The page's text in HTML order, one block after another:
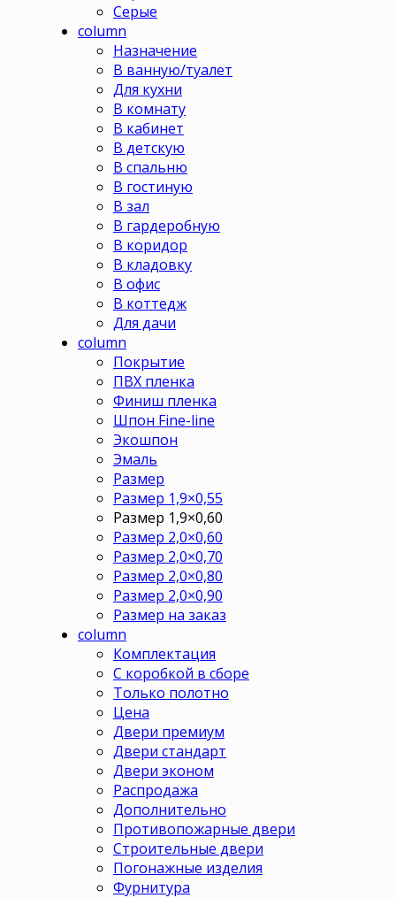
Серые
column
Назначение
В ванную/туалет
Для кухни
В комнату
В кабинет
В детскую
В спальню
В гостиную
В зал
В гардеробную
В коридор
В кладовку
В офис
В коттедж
Для дачи
column
Покрытие
ПВХ пленка
Финиш пленка
Шпон Fine-line
Экошпон
Эмаль
Размер
Размер 1,9×0,55
Размер 1,9×0,60
Размер 2,0×0,60
Размер 2,0×0,70
Размер 2,0×0,80
Размер 2,0×0,90
Размер на заказ
column
Комплектация
С коробкой в сборе
Только полотно
Цена
Двери премиум
Двери стандарт
Двери эконом
Распродажа
Дополнительно
Противопожарные двери
Строительные двери
Погонажные изделия
Фурнитура